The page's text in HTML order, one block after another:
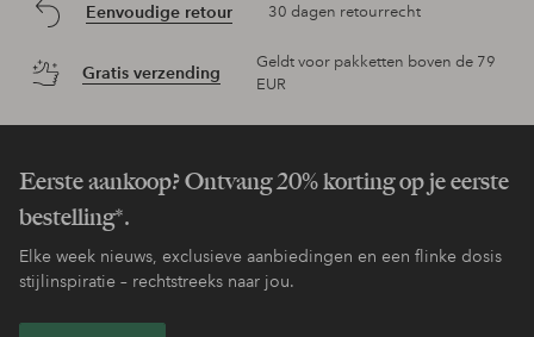
Eenvoudige retour 30 dagen retourrecht
Gratis verzending
Geldt voor pakketten boven de 79
EUR
Eerste aankoop? Ontvang 20% korting op je eerste
bestelling*.
Elke week nieuws, exclusieve aanbiedingen en een flinke dosis
stijlinspiratie – rechtstreeks naar jou.